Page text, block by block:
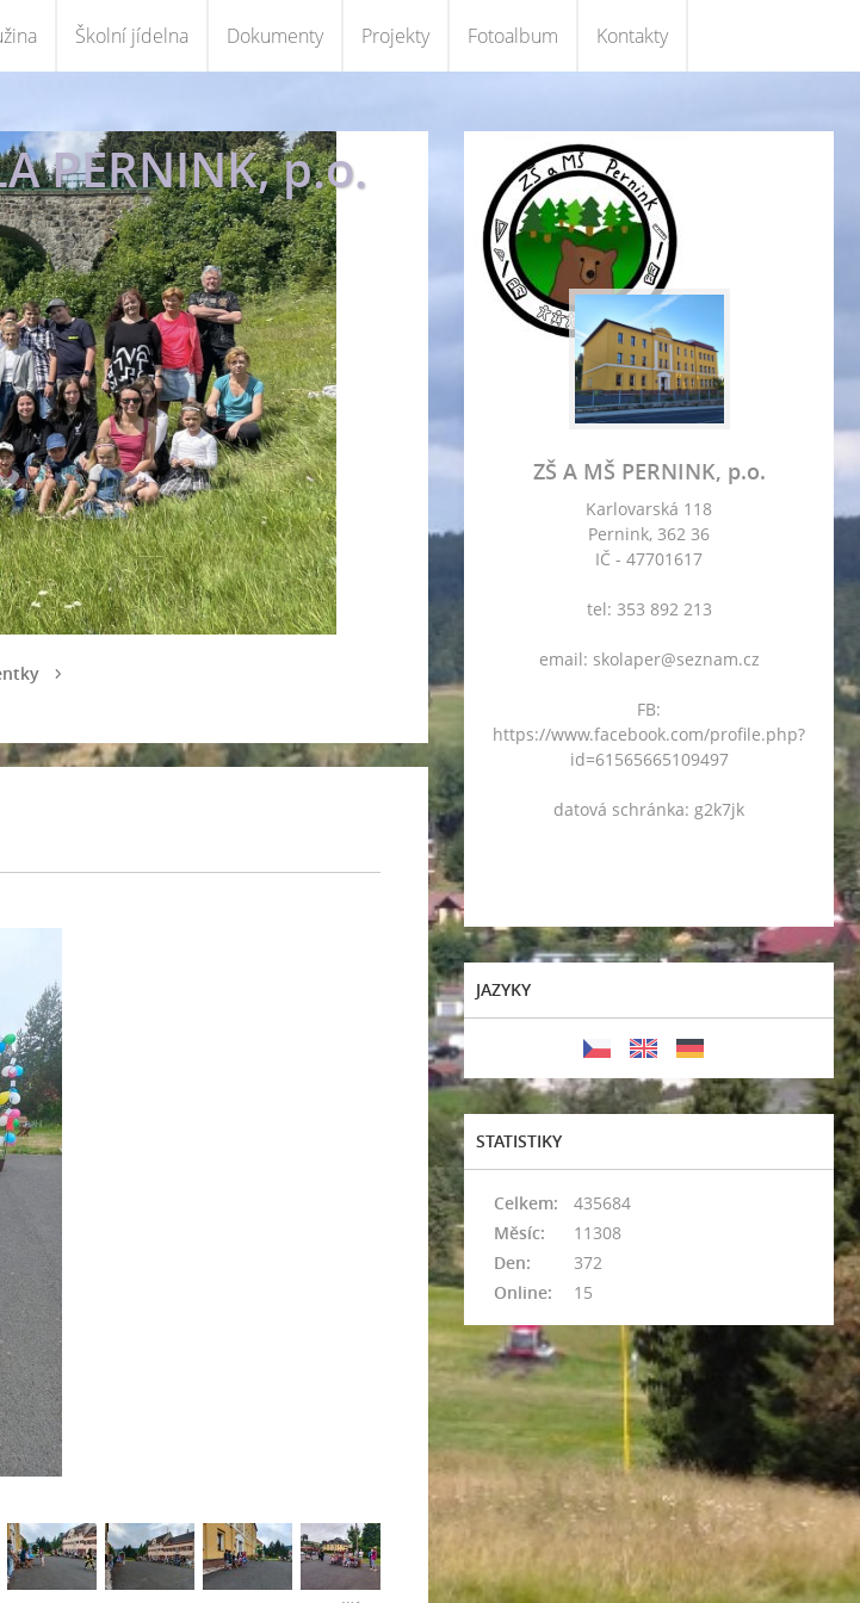
Školní jídelna Dokumenty Projekty Fotoalbum Kontakty
PERNINK, p.o.
ZŠ A MŠ PERNINK, p.o.
Karlovarská 118
Pernink, 362 36
IČ - 47701617
tel: 353 892 213
email: skolaper@seznam.cz
FB:
https://www.facebook.com/profile.php?
id=61565665109497
datová schránka: g2k7jk
JAZYKY
STATISTIKY
Online: 15
Celkem:
435684
Měsíc:
11308
Den:
372